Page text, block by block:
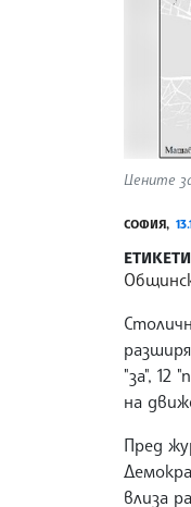
Цените
СОФИЯ,
ЕТИКЕТИ
"за", 12
на
Пред
влиза